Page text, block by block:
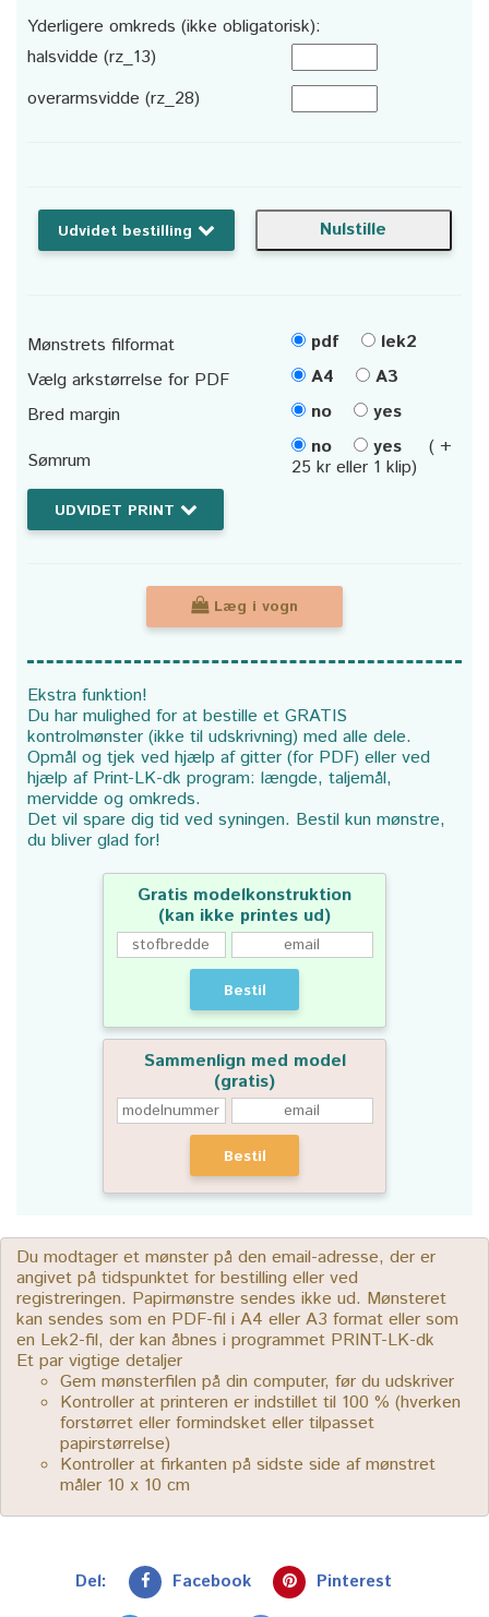
Yderligere omkreds (ikke obligatorisk):
halsvidde (rz_13)
overarmsvidde (rz_28)
Udvidet bestilling
Mønstrets filformat pdf
lek2
Vælg arkstørrelse for PDF
A4
A3
Bred margin
no
yes
Sømrum
no yes
( +
25 kr eller 1 klip)
UDVIDET PRINT
Læg i vogn
Ekstra funktion!
Du har mulighed for at bestille et GRATIS
kontrolmønster (ikke til udskrivning) med alle dele.
Opmål og tjek ved hjælp af gitter (for PDF) eller ved
hjælp af Print-LK-dk program: længde, taljemål,
mervidde og omkreds.
Det vil spare dig tid ved syningen. Bestil kun mønstre,
du bliver glad for!
Gratis modelkonstruktion
(kan ikke printes ud)
Bestil
Sammenlign med model
(gratis)
Bestil
Du modtager et mønster på den email-adresse, der er
angivet på tidspunktet for bestilling eller ved
registreringen. Papirmønstre sendes ikke ud. Mønsteret
kan sendes som en PDF-fil i A4 eller A3 format eller som
en Lek2-fil, der kan åbnes i programmet PRINT-LK-dk
Et par vigtige detaljer
Gem mønsterfilen på din computer, før du udskriver
Kontroller at printeren er indstillet til 100 % (hverken
forstørret eller formindsket eller tilpasset
papirstørrelse)
Kontroller at firkanten på sidste side af mønstret
måler 10 x 10 cm
Del: Facebook Pinterest